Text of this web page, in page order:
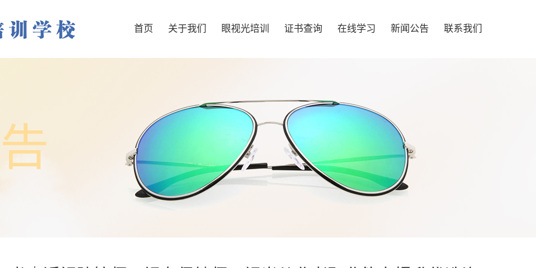
首页 关于我们 眼视光培训 证书查询 在线学习 新闻公告 联系我们